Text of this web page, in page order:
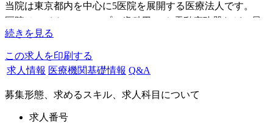
当院は東京都内を中心に5医院を展開する医療法人です。
医院はマイクロスコープ、歯科用CTや電動麻酔器などの最
新の設備を設置し、患者様の治療ニーズに応える環境を整え
ております。
たいとの気持ちもありますので、
経験不問にて臨床経験の浅い方から豊富な方までを幅広く求
続きを見る
この求人を印刷する
求人情報 医療機関基礎情報 Q&A
募集形態、求めるスキル、求人科目について
求人番号